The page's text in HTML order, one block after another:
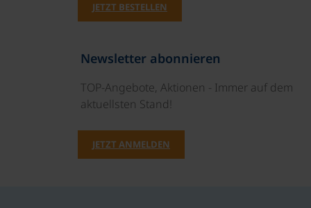
JETZT BESTELLEN
Newsletter abonnieren
TOP-Angebote, Aktionen - Immer auf dem
aktuellsten Stand!
JETZT ANMELDEN